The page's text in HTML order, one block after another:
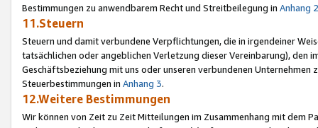
Bestimmungen zu anwendbarem Recht und Streitbeilegung in Anhang 2
11.Steuern
Steuern und damit verbundene Verpflichtungen, die in irgendeiner
tatsächlichen oder angeblichen Verletzung dieser Vereinbarung), den
Geschäftsbeziehung mit uns oder unseren verbundenen
Steuerbestimmungen in Anhang 3.
12.Weitere Bestimmungen
Wir können von Zeit zu Zeit Mitteilungen im Zusammenhang mit dem